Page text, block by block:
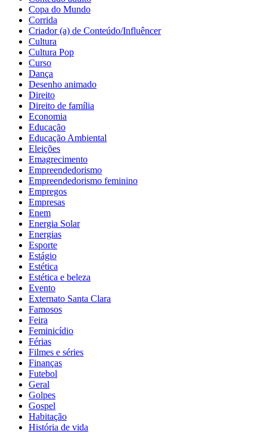
Copa do Mundo
Corrida
Criador (a) de Conteúdo/Influêncer
Cultura
Cultura Pop
Curso
Dança
Desenho animado
Direito
Direito de família
Economia
Educação
Educação Ambiental
Eleições
Emagrecimento
Empreendedorismo
Empreendedorismo feminino
Empregos
Empresas
Enem
Energia Solar
Energias
Esporte
Estágio
Estética
Estética e beleza
Evento
Externato Santa Clara
Famosos
Feira
Feminicídio
Férias
Filmes e séries
Finanças
Futebol
Geral
Golpes
Gospel
Habitação
História de vida